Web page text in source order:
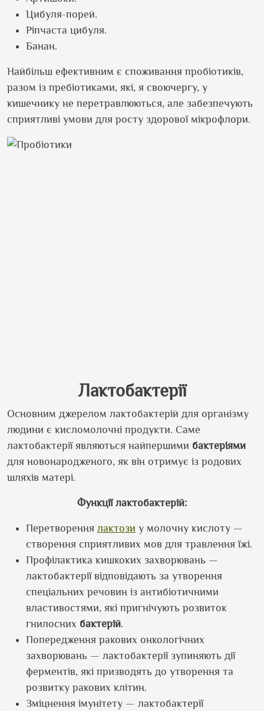
Цибуля-порей.
Ріпчаста цибуля.
Банан.
Найбільш ефективним є споживання пробіотиків,
разом із пребіотиками, які, я своючергу, у
кишечнику не перетравлюються, але забезпечують
сприятливі умови для росту здорової мікрофлори.
Лактобактерії
Основним джерелом лактобактерій для організму
людини є кисломолочні продукти. Саме
лактобактерії являються найпершими бактеріями
для новонародженого, як він отримує із родових
шляхів матері.
Функції лактобактерій:
Перетворення лактози у молочну кислоту —
створення сприятливих мов для травлення їжі.
Профілактика кишкоких захворювань —
лактобактерії відповідають за утворення
спеціальних речовин із антибіотичними
властивостями, які пригнічують розвиток
гнилосних бактерій.
Попередження ракових онкологічних
захворювань — лактобактерії зупиняють дії
ферментів, які призводять до утворення та
розвитку ракових клітин.
Зміцнення імунітету — лактобактерії